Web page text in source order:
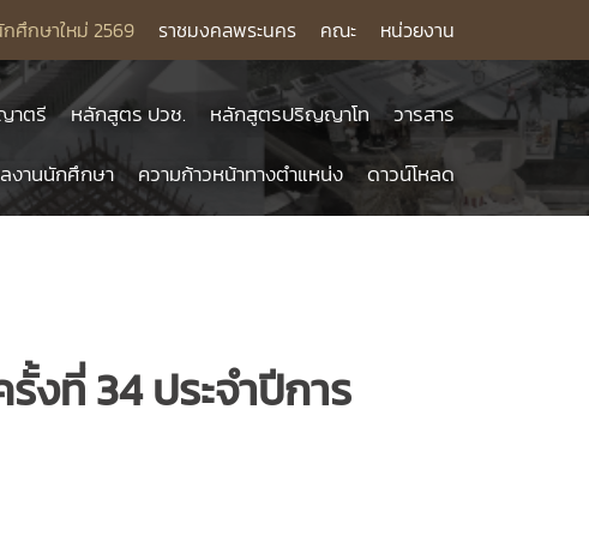
ศึกษาใหม่ 2569 ราชมงคลพระนคร คณะ หน่วยงาน
าตรี หลักสูตร ปวช. หลักสูตรปริญญาโท
วารสาร
งานนักศึกษา ความก้าวหน้าทางตำแหน่ง ดาวน์โหลด
ที่ 34 ประจำปีการ